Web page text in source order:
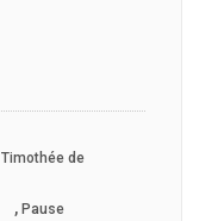
Timothée de
, Pause